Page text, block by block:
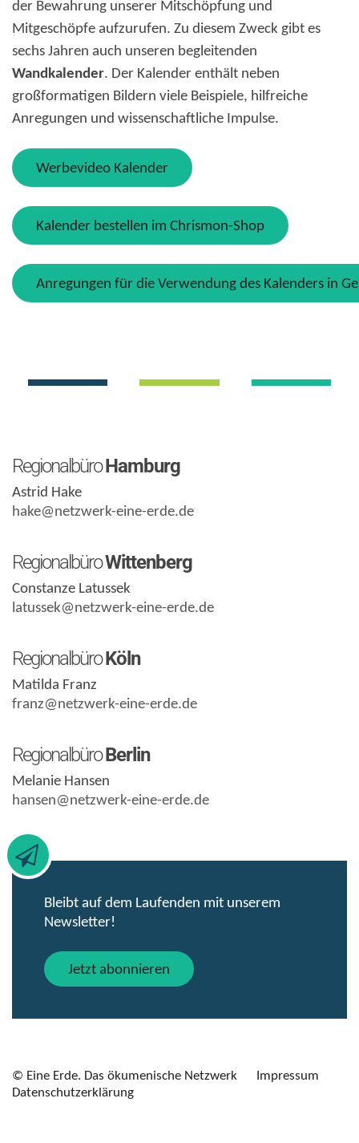
der Bewahrung unserer Mitschöpfung und
Mitgeschöpfe aufzurufen. Zu diesem Zweck gibt es
sechs Jahren auch unseren begleitenden
Wandkalender. Der Kalender enthält neben
großformatigen Bildern viele Beispiele, hilfreiche
Anregungen und wissenschaftliche Impulse.
Werbevideo Kalender
Kalender bestellen im Chrismon-Shop
Anregungen für die Verwendung des Kalenders in
RegionalbüroHamburg
Astrid Hake
hake@netzwerk-eine-erde.de
RegionalbüroWittenberg
Constanze Latussek
latussek@netzwerk-eine-erde.de
RegionalbüroKöln
Matilda Franz
franz@netzwerk-eine-erde.de
RegionalbüroBerlin
Melanie Hansen
hansen@netzwerk-eine-erde.de
Bleibt auf dem Laufenden mit unserem
Newsletter!
Jetzt abonnieren
© Eine Erde. Das ökumenische Netzwerk
Impressum
Datenschutzerklärung